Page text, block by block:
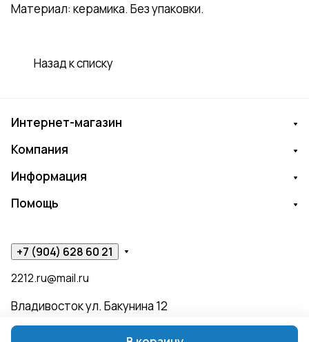
Материал: керамика. Без упаковки.
Назад к списку
Интернет-магазин
Компания
Информация
Помощь
+7 (904) 628 60 21
2212.ru@mail.ru
Владивосток ул. Бакунина 12